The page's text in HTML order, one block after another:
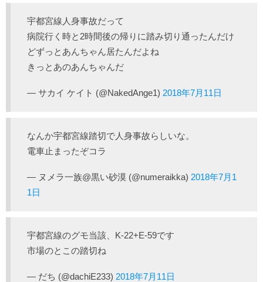
宇都宮線人身事故だって
病院行く時と2時間後の帰りに踏み切り通ったんだけ
どずっとあんちゃん居たんだよね
きっとあのあんちゃんだ
— サカイ ケイト (@NakedAnge1) 2018年7月11日
なんか宇都宮線踏切で人身事故らしいな。
電車止まったぞコラ
— ヌメラ一族@黒い砂漠 (@numeraikka) 2018年7月1
1日
宇都宮線のグモ当該、K-22+E-59です
市場のとこの踏切ね
— だち (@dachiE233) 2018年7月11日